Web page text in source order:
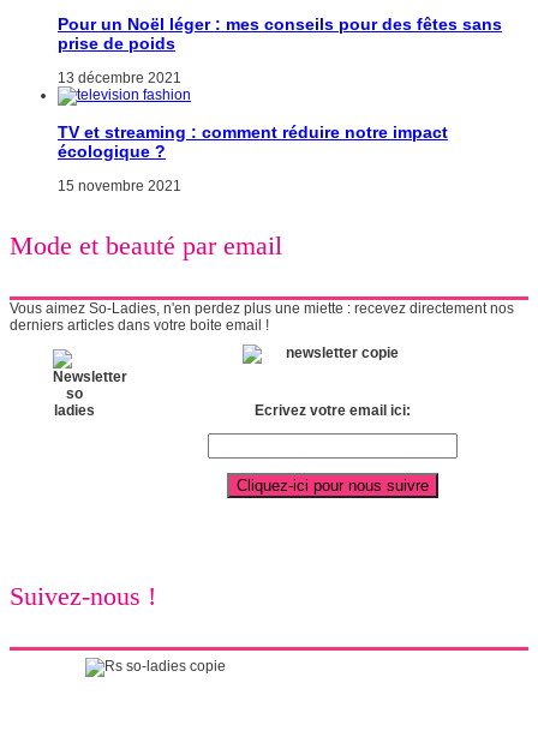
Pour un Noël léger : mes conseils pour des fêtes sans
prise de poids
13 décembre 2021
TV et streaming : comment réduire notre impact
écologique ?
15 novembre 2021
Mode et beauté par email
Vous aimez So-Ladies, n'en perdez plus une miette : recevez directement nos
derniers articles dans votre boite email !
Ecrivez votre email ici:
Suivez-nous !